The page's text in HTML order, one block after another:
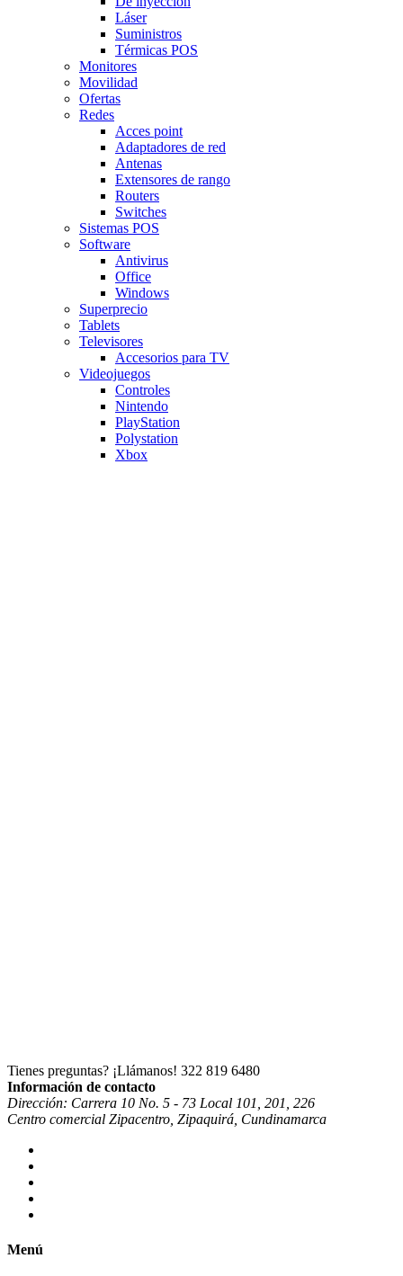
Láser
Suministros
Térmicas POS
Monitores
Movilidad
Ofertas
Redes
Acces point
Adaptadores de red
Antenas
Extensores de rango
Routers
Switches
Sistemas POS
Software
Antivirus
Office
Windows
Superprecio
Tablets
Televisores
Accesorios para TV
Videojuegos
Controles
Nintendo
PlayStation
Polystation
Xbox
Tienes preguntas? ¡Llámanos! 322 819 6480
Información de contacto
Dirección: Carrera 10 No. 5 - 73 Local 101, 201, 226
Centro comercial Zipacentro, Zipaquirá, Cundinamarca
Menú